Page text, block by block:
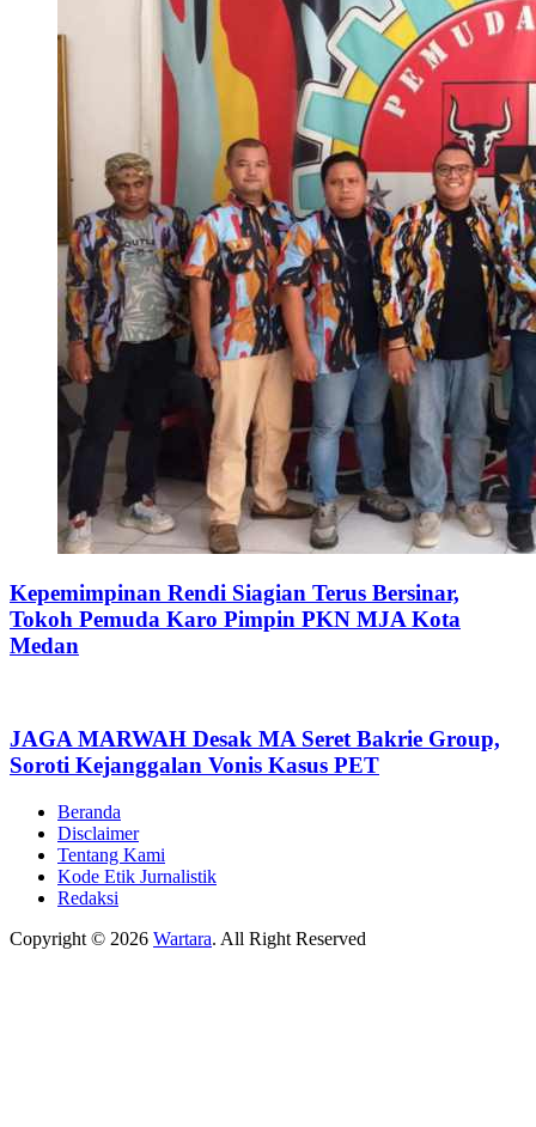
Kepemimpinan Rendi Siagian Terus Bersinar,
Tokoh Pemuda Karo Pimpin PKN MJA Kota
Medan
JAGA MARWAH Desak MA Seret Bakrie Group,
Soroti Kejanggalan Vonis Kasus PET
Beranda
Disclaimer
Tentang Kami
Kode Etik Jurnalistik
Redaksi
Copyright © 2026 Wartara. All Right Reserved